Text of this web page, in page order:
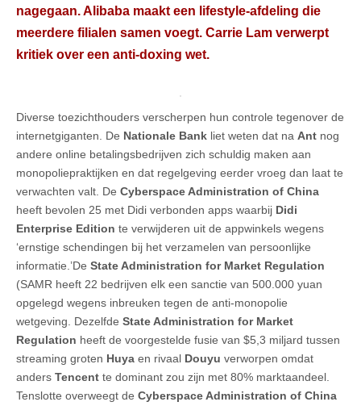
nagegaan. Alibaba maakt een lifestyle-afdeling die
meerdere filialen samen voegt. Carrie Lam verwerpt
kritiek over een anti-doxing wet.
Diverse toezichthouders verscherpen hun controle tegenover de
internetgiganten. De Nationale Bank liet weten dat na Ant nog
andere online betalingsbedrijven zich schuldig maken aan
monopoliepraktijken en dat regelgeving eerder vroeg dan laat te
verwachten valt. De Cyberspace Administration of China
heeft bevolen 25 met Didi verbonden apps waarbij Didi
Enterprise Edition te verwijderen uit de appwinkels wegens
‘ernstige schendingen bij het verzamelen van persoonlijke
informatie.’De State Administration for Market Regulation
(SAMR heeft 22 bedrijven elk een sanctie van 500.000 yuan
opgelegd wegens inbreuken tegen de anti-monopolie
wetgeving. Dezelfde State Administration for Market
Regulation heeft de voorgestelde fusie van $5,3 miljard tussen
streaming groten Huya en rivaal Douyu verworpen omdat
anders Tencent te dominant zou zijn met 80% marktaandeel.
Tenslotte overweegt de Cyberspace Administration of China